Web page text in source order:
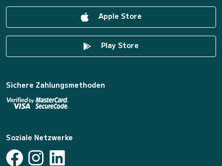
Apple Store
Play Store
Sichere Zahlungsmethoden
Soziale Netzwerke